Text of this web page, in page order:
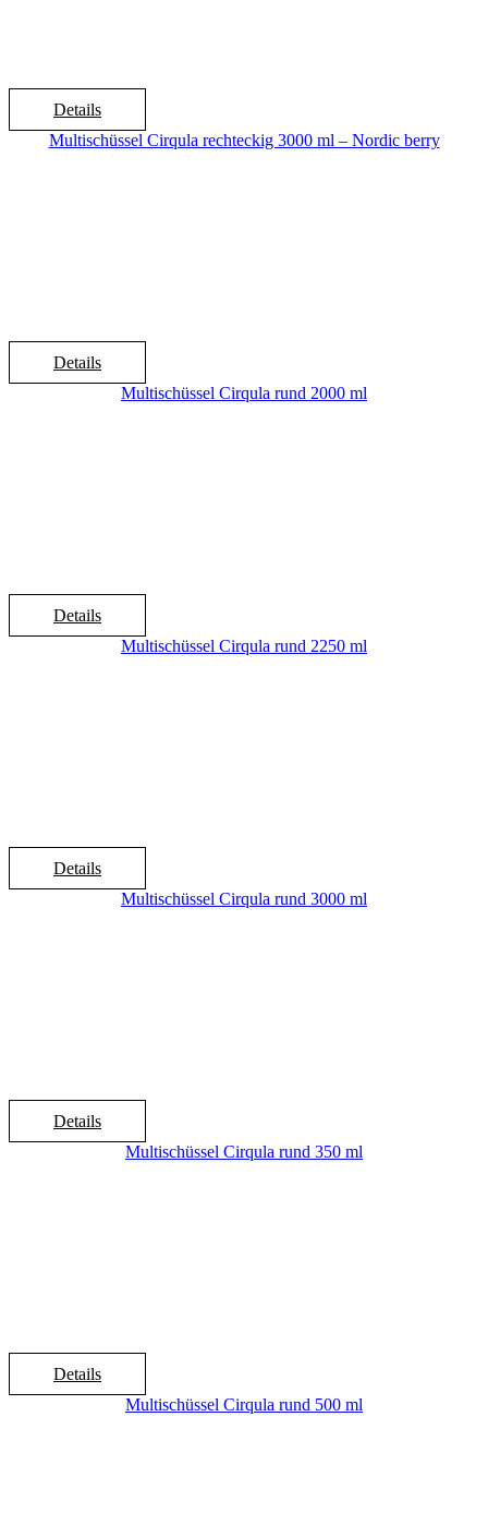
Details
Multischüssel Cirqula rechteckig 3000 ml – Nordic berry
Details
Multischüssel Cirqula rund 2000 ml
Details
Multischüssel Cirqula rund 2250 ml
Details
Multischüssel Cirqula rund 3000 ml
Details
Multischüssel Cirqula rund 350 ml
Details
Multischüssel Cirqula rund 500 ml